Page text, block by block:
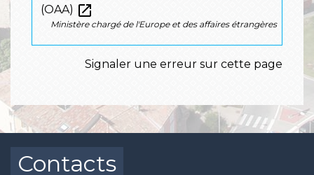
(OAA) open_in_new
Ministère chargé de l'Europe et des affaires étrangères
Signaler une erreur sur cette page
Contacts